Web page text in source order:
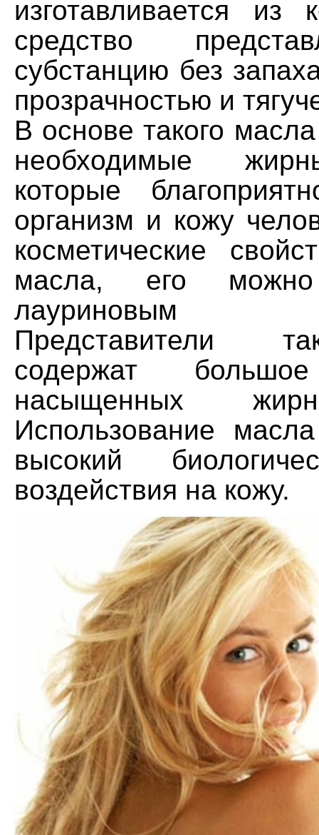
изготавливается из
средство
субстанцию без
прозрачностью и
В основе такого
необходимые
которые
организм и кожу
косметические
масла, его
лауриновым
Представители
содержат
насыщенных
Использование
высокий
воздействия на кожу.